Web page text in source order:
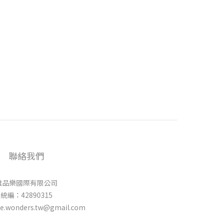
聯絡我們
品樂國際有限公司
統編：42890315